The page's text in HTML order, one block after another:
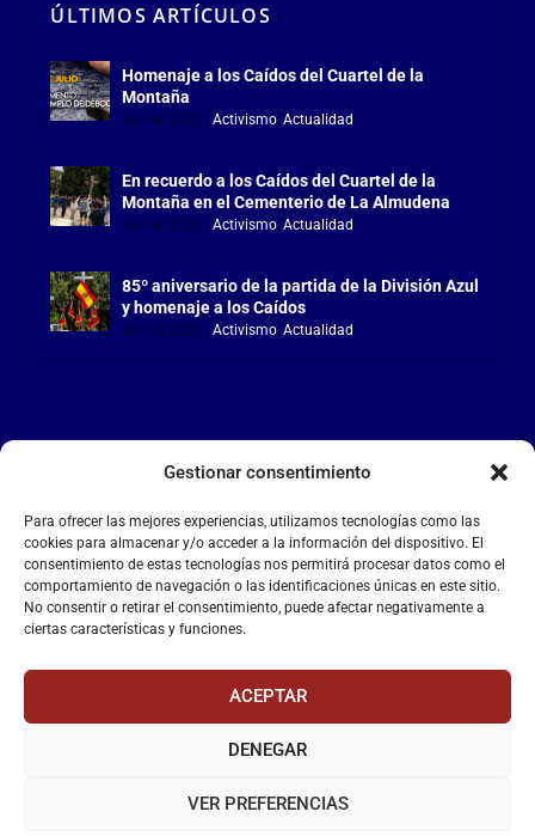
Gestionar consentimiento
Para ofrecer las mejores experiencias, utilizamos tecnologías como las
cookies para almacenar y/o acceder a la información del dispositivo. El
consentimiento de estas tecnologías nos permitirá procesar datos como el
comportamiento de navegación o las identificaciones únicas en este sitio.
No consentir o retirar el consentimiento, puede afectar negativamente a
ciertas características y funciones.
ACEPTAR
DENEGAR
VER PREFERENCIAS
ÚLTIMOS ARTÍCULOS
Homenaje a los Caídos del Cuartel de la
Montaña
Jul 18, 2026 |Activismo ,Actualidad
En recuerdo a los Caídos del Cuartel de la
Montaña en el Cementerio de La Almudena
Jul 18, 2026 |Activismo ,Actualidad
85º aniversario de la partida de la División Azul
y homenaje a los Caídos
Jul 15, 2026 |Activismo ,Actualidad
LA FALANGE
Reproductor
de
vídeo